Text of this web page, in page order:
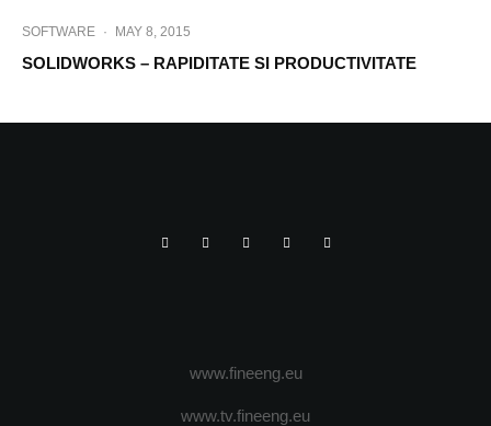
SOFTWARE · MAY 8, 2015
SOLIDWORKS – RAPIDITATE SI PRODUCTIVITATE
www.fineeng.eu
www.tv.fineeng.eu